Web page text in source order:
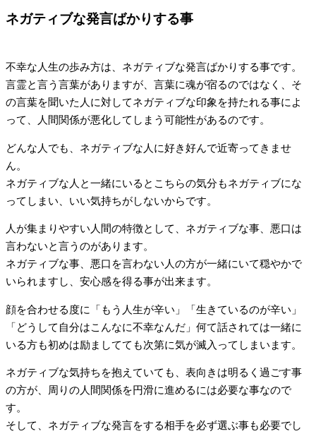
ネガティブな発言ばかりする事
不幸な人生の歩み方は、ネガティブな発言ばかりする事です。
言霊と言う言葉がありますが、言葉に魂が宿るのではなく、そ
の言葉を聞いた人に対してネガティブな印象を持たれる事によ
って、人間関係が悪化してしまう可能性があるのです。
どんな人でも、ネガティブな人に好き好んで近寄ってきませ
ん。
ネガティブな人と一緒にいるとこちらの気分もネガティブにな
ってしまい、いい気持ちがしないからです。
人が集まりやすい人間の特徴として、ネガティブな事、悪口は
言わないと言うのがあります。
ネガティブな事、悪口を言わない人の方が一緒にいて穏やかで
いられますし、安心感を得る事が出来ます。
顔を合わせる度に「もう人生が辛い」「生きているのが辛い」
「どうして自分はこんなに不幸なんだ」何て話されては一緒に
いる方も初めは励ましてても次第に気が滅入ってしまいます。
ネガティブな気持ちを抱えていても、表向きは明るく過ごす事
の方が、周りの人間関係を円滑に進めるには必要な事なので
す。
そして、ネガティブな発言をする相手を必ず選ぶ事も必要でし